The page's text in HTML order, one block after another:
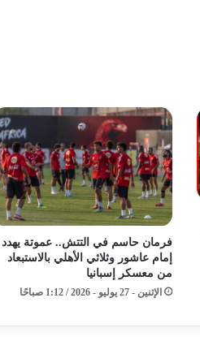
فرمان حاسم في التتش.. عموتة يهدد
إمام عاشور وثلاثي الأهلي بالاستبعاد
من معسكر إسبانيا
الإثنين - 27 يوليو - 2026 / 1:12 صباحًا